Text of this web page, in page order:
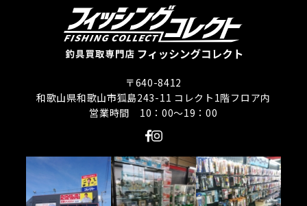
〒640-8412
和歌山県和歌山市狐島243-11 コレクト1階フロア内
営業時間 10：00〜19：00